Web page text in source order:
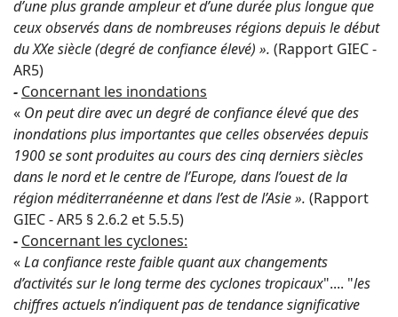
d’une plus grande ampleur et d’une durée plus longue que
ceux observés dans de nombreuses régions depuis le début
du XXe siècle (degré de confiance élevé) ». (Rapport GIEC -
AR5)
- Concernant les inondations
« On peut dire avec un degré de confiance élevé que des
inondations plus importantes que celles observées depuis
1900 se sont produites au cours des cinq derniers siècles
dans le nord et le centre de l’Europe, dans l’ouest de la
région méditerranéenne et dans l’est de l’Asie ». (Rapport
GIEC - AR5 § 2.6.2 et 5.5.5)
- Concernant les cyclones:
«La confiance reste faible quant aux changements
d’activités sur le long terme des cyclones tropicaux".... "les
chiffres actuels n’indiquent pas de tendance significative